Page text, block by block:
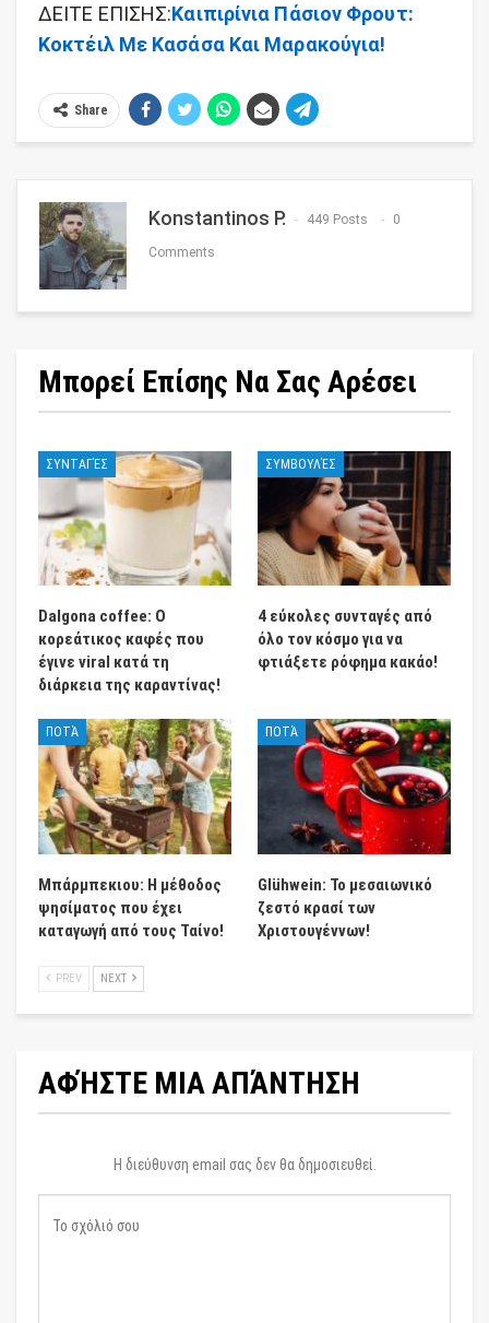
ΔΕΙΤΕ ΕΠΙΣΗΣ:Καιπιρίνια Πάσιον Φρουτ:
Κοκτέιλ Με Κασάσα Και Μαρακούγια!
Share
Konstantinos P. 449 Posts 0
Comments
Μπορεί Επίσης Να Σας Αρέσει
ΣΥΝΤΑΓΈΣ
Dalgona coffee: Ο
κορεάτικος καφές που
έγινε viral κατά τη
διάρκεια της καραντίνας!
ΣΥΜΒΟΥΛΈΣ
4 εύκολες συνταγές από
όλο τον κόσμο για να
φτιάξετε ρόφημα κακάο!
ΠΟΤΆ
Μπάρμπεκιου: Η μέθοδος
ψησίματος που έχει
καταγωγή από τους Ταίνο!
ΠΟΤΆ
Glühwein: Το μεσαιωνικό
ζεστό κρασί των
Χριστουγέννων!
PREV NEXT
ΑΦΉΣΤΕ ΜΙΑ ΑΠΆΝΤΗΣΗ
Η διεύθυνση email σας δεν θα δημοσιευθεί.